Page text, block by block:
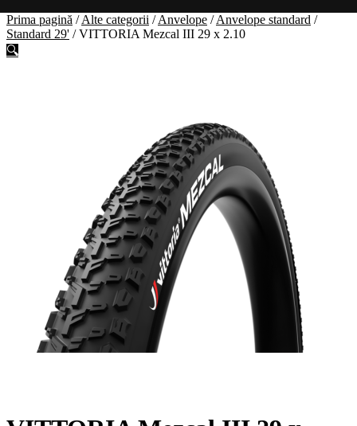
Prima pagină /Alte categorii /Anvelope /Anvelope standard /
Standard 29' /VITTORIA Mezcal III 29 x 2.10
🔍